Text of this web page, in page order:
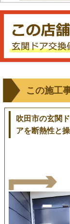
この施工
吹田市の玄関
アを断熱性と